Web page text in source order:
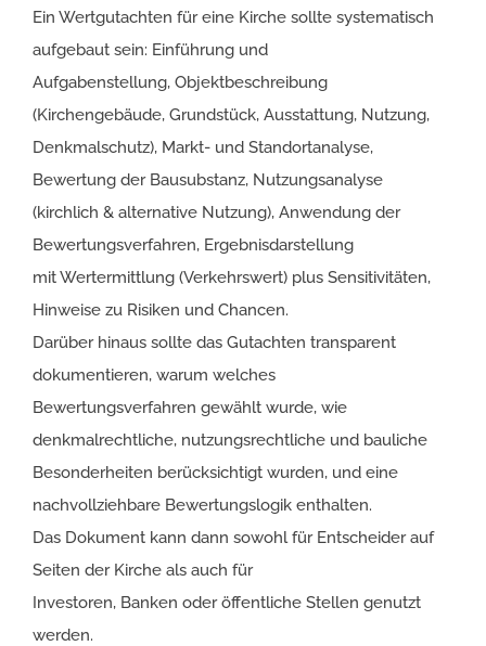
Ein Wertgutachten für eine Kirche sollte systematisch
aufgebaut sein: Einführung und
Aufgabenstellung, Objektbeschreibung
(Kirchengebäude, Grundstück, Ausstattung, Nutzung,
Denkmalschutz), Markt- und Standortanalyse,
Bewertung der Bausubstanz, Nutzungsanalyse
(kirchlich & alternative Nutzung), Anwendung der
Bewertungsverfahren, Ergebnisdarstellung
mit Wertermittlung (Verkehrswert) plus Sensitivitäten,
Hinweise zu Risiken und Chancen.
Darüber hinaus sollte das Gutachten transparent
dokumentieren, warum welches
Bewertungsverfahren gewählt wurde, wie
denkmalrechtliche, nutzungsrechtliche und bauliche
Besonderheiten berücksichtigt wurden, und eine
nachvollziehbare Bewertungslogik enthalten.
Das Dokument kann dann sowohl für Entscheider auf
Seiten der Kirche als auch für
Investoren, Banken oder öffentliche Stellen genutzt
werden.